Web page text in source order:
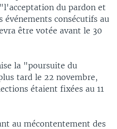
du pardon et
consécutifs au
être votée avant le 30
la "poursuite du
tard le 22 novembre,
étaient fixées au 11
au mécontentement des